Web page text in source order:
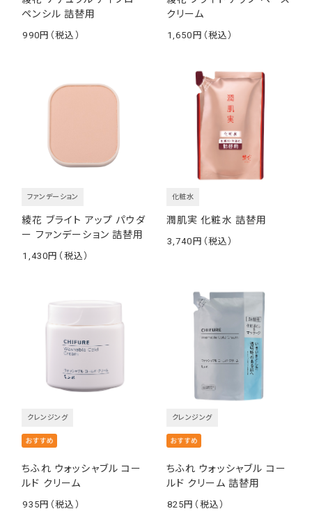
ペンシル 詰替用
990
クリーム
1,650
綾花 ブライト アップ パウダ
ー ファンデーション 詰替用
ファンデーション
1,430
潤肌実 化粧水 詰替用
化粧水
3,740
ちふれ ウォッシャブル コー
ルド クリーム
クレンジング
935
ちふれ ウォッシャブル コー
ルド クリーム 詰替用
クレンジング
825